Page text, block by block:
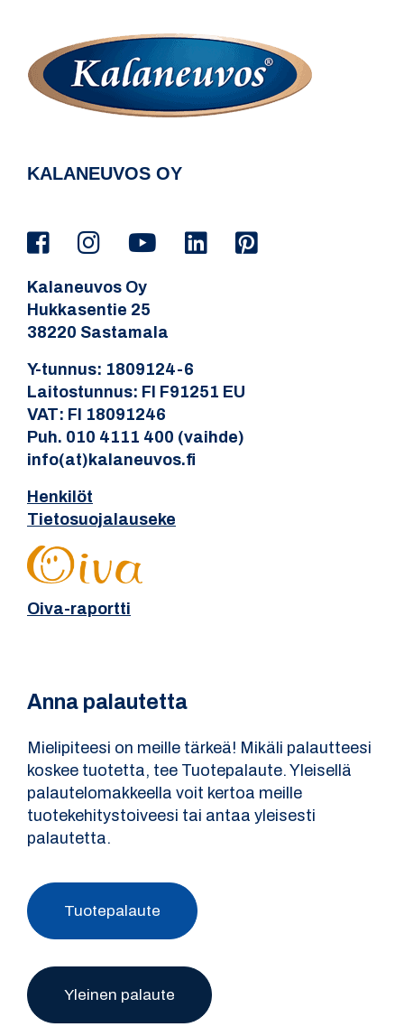
KALANEUVOS OY
Kalaneuvos Oy
Hukkasentie 25
38220 Sastamala
Y-tunnus: 1809124-6
Laitostunnus: FI F91251 EU
VAT: FI 18091246
Puh. 010 4111 400 (vaihde)
info(at)kalaneuvos.fi
Henkilöt
Tietosuojalauseke
Oiva-raportti
Anna palautetta
Mielipiteesi on meille tärkeä! Mikäli palautteesi
koskee tuotetta, tee Tuotepalaute. Yleisellä
palautelomakkeella voit kertoa meille
tuotekehitystoiveesi tai antaa yleisesti
palautetta.
Tuotepalaute
Yleinen palaute